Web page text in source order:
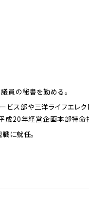
員の秘書を勤める。
ス部や三洋ライフエレ
成20年経営企画本部特命
に就任。